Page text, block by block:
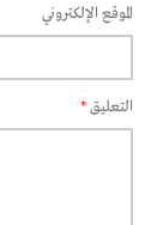
الموقع الإلكتروني
التعليق*